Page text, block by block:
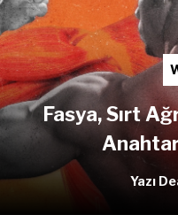
Fasya, Sırt
Yazı